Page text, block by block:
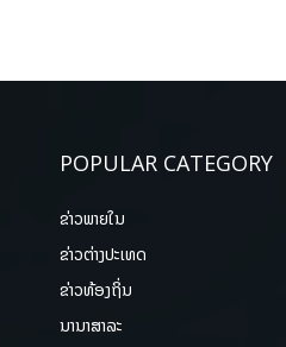
POPULAR CATEGORY
ຂ່າວພາຍ​ໃນ
ຂ່າວຕ່າງປະເທດ
ຂ່າວທ້ອງຖິ່ນ
ນານາສາລະ